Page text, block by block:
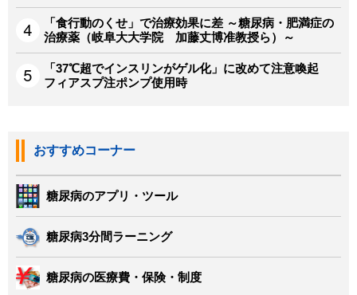
「食行動のくせ」で治療効果に差 ～糖尿病・肥満症の
治療薬（岐阜大大学院 加藤丈博准教授ら）～
「37℃超でインスリンがゲル化」に改めて注意喚起
フィアスプ注ポンプ使用時
おすすめコーナー
糖尿病のアプリ・ツール
糖尿病3分間ラーニング
糖尿病の医療費・保険・制度